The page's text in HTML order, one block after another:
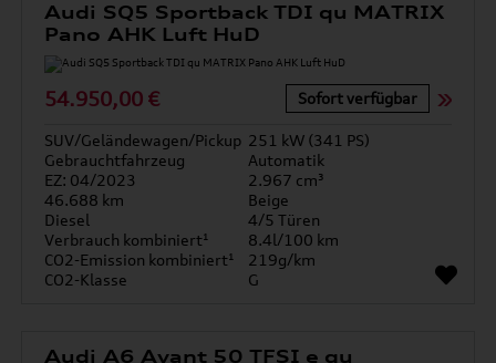
Audi SQ5 Sportback TDI qu MATRIX
Pano AHK Luft HuD
54.950,00 € Sofort verfügbar
SUV/Geländewagen/Pickup 251 kW (341 PS)
Gebrauchtfahrzeug
Automatik
EZ: 04/2023
2.967 cm³
46.688 km
Beige
Diesel
4/5 Türen
Verbrauch kombiniert¹
8.4l/100 km
CO2-Emission kombiniert¹
219g/km
CO2-Klasse
G
Audi A6 Avant 50 TFSI e qu